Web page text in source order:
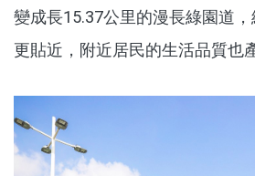
變成長15.37公里的漫長綠園道
更貼近，附近居民的生活品質也